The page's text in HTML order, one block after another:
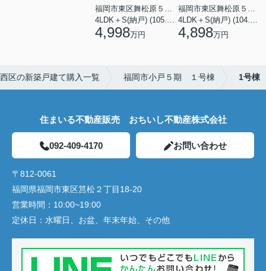
福岡市東区舞松原５丁目
4LDK＋S(納戸) (105.70㎡)
4,998万円
福岡市東区舞松原５丁目
4LDK＋S(納戸) (104.08㎡)
4,898万円
区の新築戸建て購入一覧 福岡市小戸５期 １号棟 1号棟
住まいる不動産販売 おちいし不動産株式会社
092-409-4170 お問い合わせ
〒812-0061
福岡県福岡市東区筥松２丁目18-20
営業時間： 10:00~19:00
定休日： 水曜日、お盆、年末年始、その他